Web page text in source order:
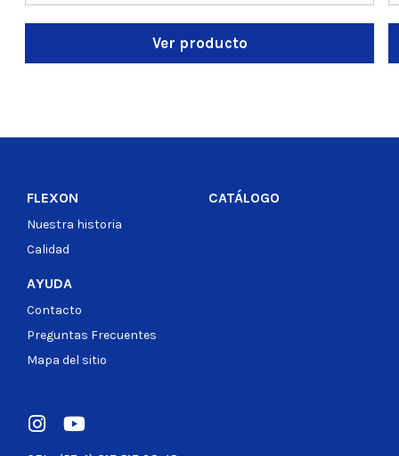
Ver producto
FLEXON
Nuestra historia
Calidad
CATÁLOGO
AYUDA
Contacto
Preguntas Frecuentes
Mapa del sitio